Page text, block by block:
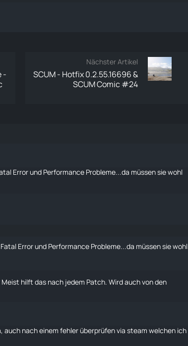
-
Nächster Artikel
SCUM - Hotfix 0.2.55.16696 &
SCUM Comic #24
Error und Performance Probleme...da müssen sie wohl
Error und Performance Probleme...da müssen sie wohl
hilft das nach jedem Patch. Wird auch von den
auch nach einem fehler überprüfen via steam welchen ich